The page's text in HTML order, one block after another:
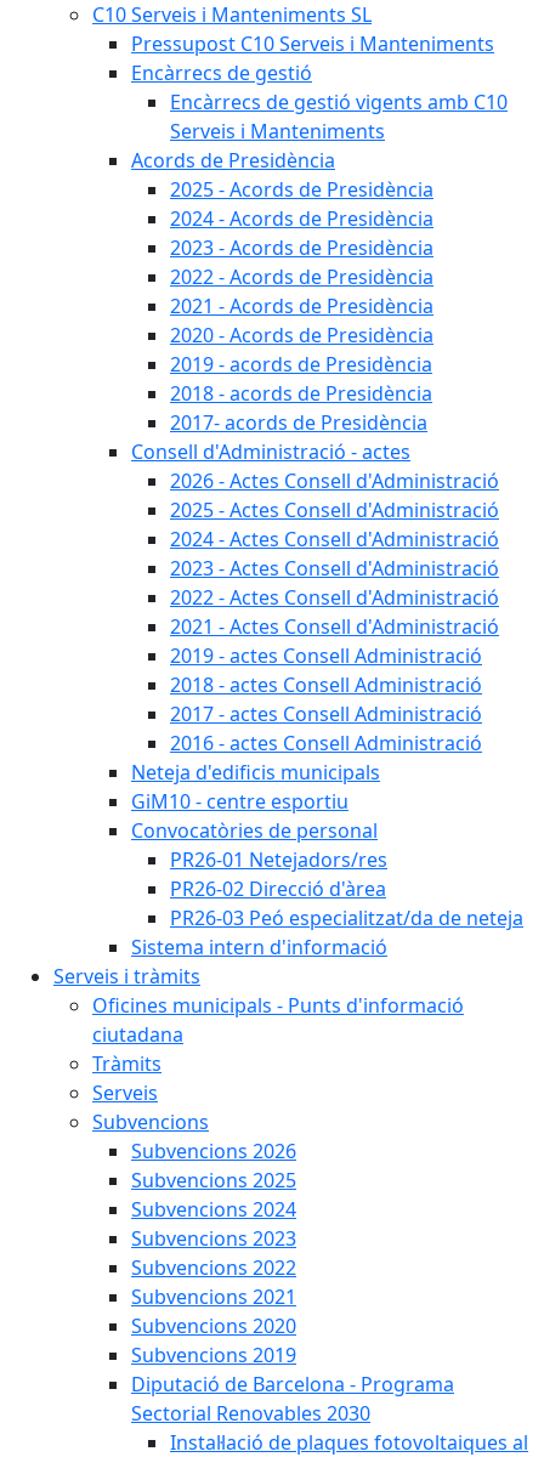
C10 Serveis i Manteniments SL
Pressupost C10 Serveis i Manteniments
Encàrrecs de gestió
Encàrrecs de gestió vigents amb C10
Serveis i Manteniments
Acords de Presidència
2025 - Acords de Presidència
2024 - Acords de Presidència
2023 - Acords de Presidència
2022 - Acords de Presidència
2021 - Acords de Presidència
2020 - Acords de Presidència
2019 - acords de Presidència
2018 - acords de Presidència
2017- acords de Presidència
Consell d'Administració - actes
2026 - Actes Consell d'Administració
2025 - Actes Consell d'Administració
2024 - Actes Consell d'Administració
2023 - Actes Consell d'Administració
2022 - Actes Consell d'Administració
2021 - Actes Consell d'Administració
2019 - actes Consell Administració
2018 - actes Consell Administració
2017 - actes Consell Administració
2016 - actes Consell Administració
Neteja d'edificis municipals
GiM10 - centre esportiu
Convocatòries de personal
PR26-01 Netejadors/res
PR26-02 Direcció d'àrea
PR26-03 Peó especialitzat/da de neteja
Sistema intern d'informació
Serveis i tràmits
Oficines municipals - Punts d'informació
ciutadana
Tràmits
Serveis
Subvencions
Subvencions 2026
Subvencions 2025
Subvencions 2024
Subvencions 2023
Subvencions 2022
Subvencions 2021
Subvencions 2020
Subvencions 2019
Diputació de Barcelona - Programa
Sectorial Renovables 2030
Instal·lació de plaques fotovoltaiques al